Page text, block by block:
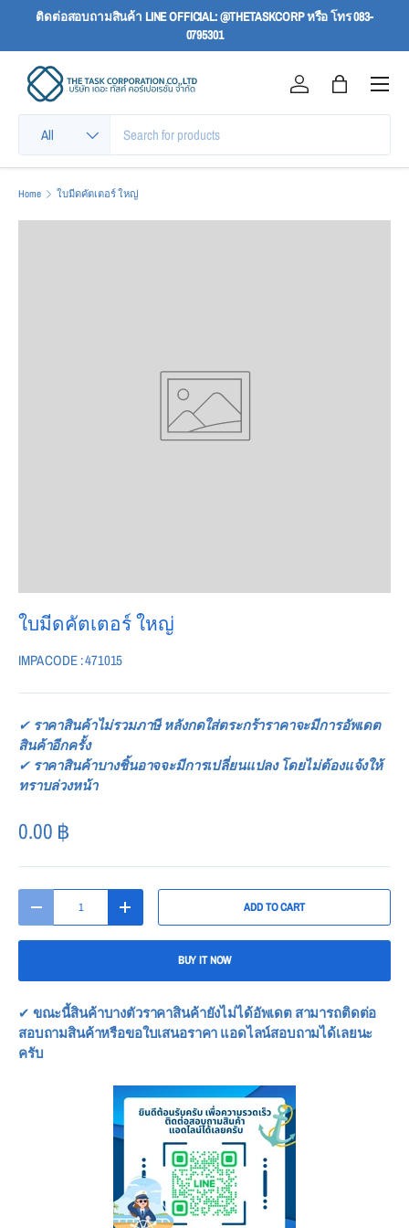
ติดต่อสอบถามสินค้า LINE OFFICIAL: @THETASKCORP หรือ โทร 083-
0795301
All
Log in Bag
Menu
Home ใบมีดคัตเตอร์ ใหญ่
ใบมีดคัตเตอร์ ใหญ่
IMPA CODE : 471015
✔ ราคาสินค้าไม่รวมภาษี หลังกดใส่ตระกร้าราคาจะมีการอัพเดต
สินค้าอีกครั้ง
✔ราคาสินค้าบางชิ้นอาจจะมีการเปลี่ยนแปลง โดยไม่ต้องแจ้งให้
ทราบล่วงหน้า
0.00 ฿
- + ADD TO CART
BUY IT NOW
✔ ขณะนี้สินค้าบางตัวราคาสินค้ายังไม่ได้อัพเดต สามารถติดต่อ
สอบถามสินค้าหรือขอใบเสนอราคา แอดไลน์สอบถามได้เลยนะ
ครับ